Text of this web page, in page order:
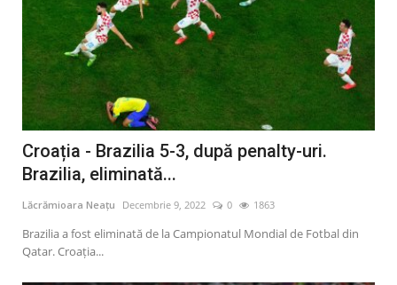
Croația - Brazilia 5-3, după penalty-uri.
Brazilia, eliminată...
Lăcrămioara Neațu Decembrie 9, 2022 0 1863
Brazilia a fost eliminată de la Campionatul Mondial de Fotbal din
Qatar. Croația...